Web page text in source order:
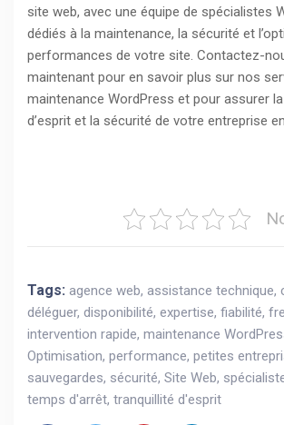
site web, avec une équipe de spécialistes
dédiés à la maintenance, la sécurité et
performances de votre site. Contactez-
maintenant pour en savoir plus sur nos
maintenance WordPress et pour assurer
d’esprit et la sécurité de votre entreprise
Tags: agence web, assistance technique,
déléguer, disponibilité, expertise, fiabilité,
intervention rapide, maintenance
Optimisation, performance, petites
sauvegardes, sécurité, Site Web,
temps d'arrêt, tranquillité d'esprit